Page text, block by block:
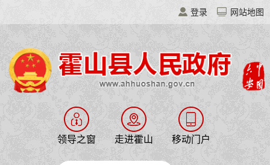
登录 网站地图
领导之窗 走进霍山 移动门户